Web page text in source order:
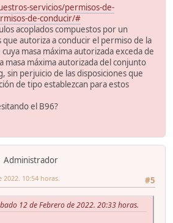
servicios/permisos-de-
de-conducir/#
acoplados compuestos por un
autoriza a conducir el permiso de la
masa máxima autorizada exceda de
masa máxima autorizada del conjunto
sin perjuicio de las disposiciones que
de tipo establezcan para estos
el B96?
Administrador
#5
10:54 horas.
12 de Febrero de 2022. 20:33 horas.